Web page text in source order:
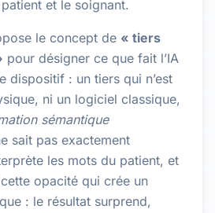
et le soignant.
le concept de « tiers
pour désigner ce que fait l’IA
dispositif : un tiers qui n’est
ni un logiciel classique,
sémantique
sait pas exactement
les mots du patient, et
opacité qui crée un
: le résultat surprend,